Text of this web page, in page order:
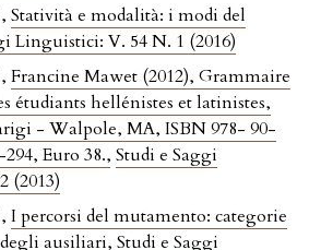
Statività e modalità: i modi del
Linguistici: V. 54 N. 1 (2016)
Francine Mawet (2012), Grammaire
étudiants hellénistes et latinistes,
- Walpole, MA, ISBN 978- 90-
Euro 38., Studi e Saggi
(2013)
I percorsi del mutamento: categorie
degli ausiliari, Studi e Saggi